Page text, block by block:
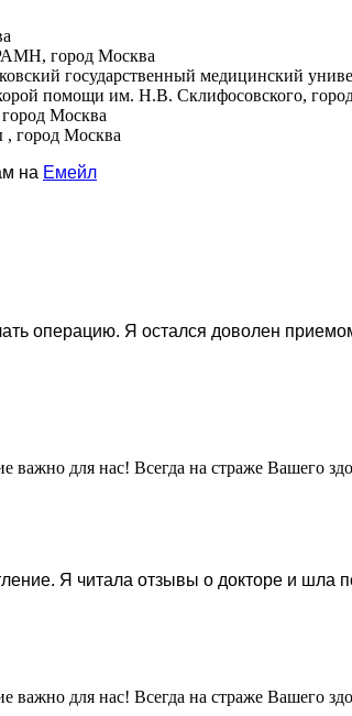
город Москва
государственный медицинский
помощи им. Н.В. Склифосовского,
Москва
, город Москва
на Емейл
операцию. Я остался доволен
для нас! Всегда на страже Вашего
Я читала отзывы о докторе и шла
для нас! Всегда на страже Вашего